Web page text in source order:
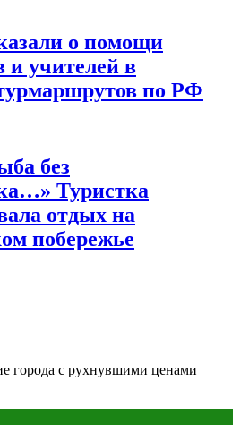
о помощи
учителей в
по РФ
без
Туристка
отдых на
побережье
города с рухнувшими ценами